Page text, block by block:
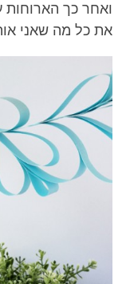
ואחר כך
את כל מה שאני